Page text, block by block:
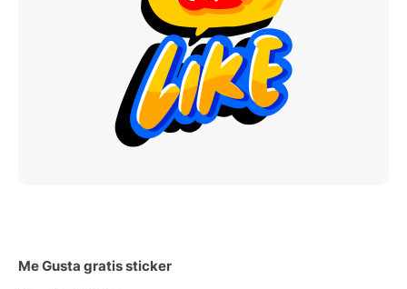
Me Gusta gratis sticker